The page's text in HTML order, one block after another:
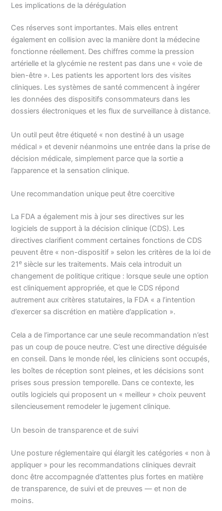
Les implications de la dérégulation
Ces réserves sont importantes. Mais elles entrent
également en collision avec la manière dont la médecine
fonctionne réellement. Des chiffres comme la pression
artérielle et la glycémie ne restent pas dans une « voie de
bien-être ». Les patients les apportent lors des visites
cliniques. Les systèmes de santé commencent à ingérer
les données des dispositifs consommateurs dans les
dossiers électroniques et les flux de surveillance à distance.
Un outil peut être étiqueté « non destiné à un usage
médical » et devenir néanmoins une entrée dans la prise de
décision médicale, simplement parce que la sortie a
l’apparence et la sensation clinique.
Une recommandation unique peut être coercitive
La FDA a également mis à jour ses directives sur les
logiciels de support à la décision clinique (CDS). Les
directives clarifient comment certaines fonctions de CDS
peuvent être « non-dispositif » selon les critères de la loi de
21e siècle sur les traitements. Mais cela introduit un
changement de politique critique : lorsque seule une option
est cliniquement appropriée, et que le CDS répond
autrement aux critères statutaires, la FDA « a l’intention
d’exercer sa discrétion en matière d’application ».
Cela a de l’importance car une seule recommandation n’est
pas un coup de pouce neutre. C’est une directive déguisée
en conseil. Dans le monde réel, les cliniciens sont occupés,
les boîtes de réception sont pleines, et les décisions sont
prises sous pression temporelle. Dans ce contexte, les
outils logiciels qui proposent un « meilleur » choix peuvent
silencieusement remodeler le jugement clinique.
Un besoin de transparence et de suivi
Une posture réglementaire qui élargit les catégories « non à
appliquer » pour les recommandations cliniques devrait
donc être accompagnée d’attentes plus fortes en matière
de transparence, de suivi et de preuves — et non de
moins.